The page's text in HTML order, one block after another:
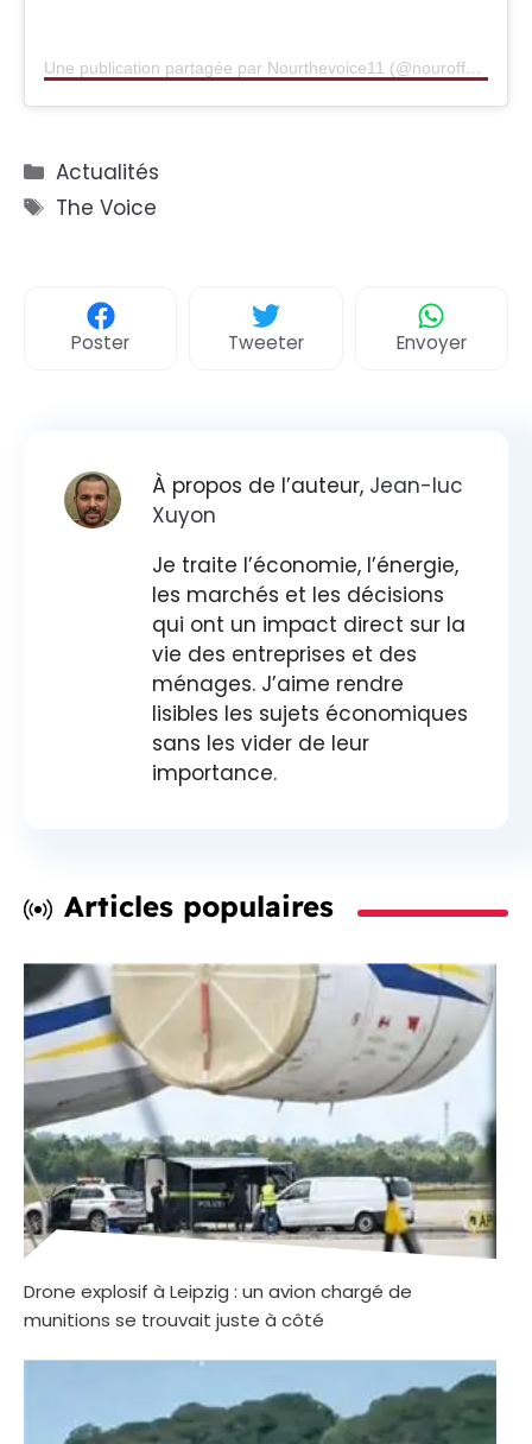
Une publication partagée par Nourthevoice11 (@nouroff_)
Catégories
Actualités
Étiquettes
The Voice
Poster Tweeter Envoyer
À propos de l’auteur, Jean-luc
Xuyon
Je traite l’économie, l’énergie,
les marchés et les décisions
qui ont un impact direct sur la
vie des entreprises et des
ménages. J’aime rendre
lisibles les sujets économiques
sans les vider de leur
importance.
Articles populaires
Drone explosif à Leipzig : un avion chargé de
munitions se trouvait juste à côté